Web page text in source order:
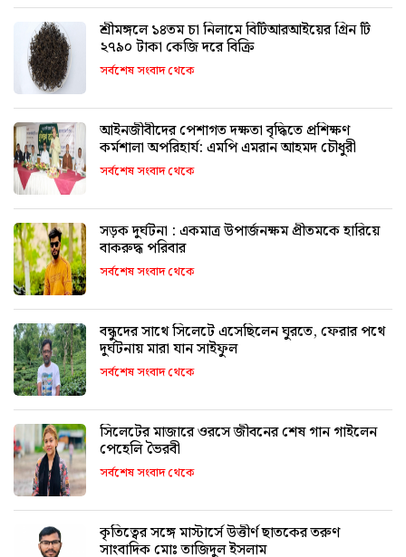
শ্রীমঙ্গলে ১৪তম চা নিলামে বিটিআরআইয়ের গ্রিন টি
২৭৯০ টাকা কেজি দরে বিক্রি
সর্বশেষ সংবাদ থেকে
আইনজীবীদের পেশাগত দক্ষতা বৃদ্ধিতে প্রশিক্ষণ
কর্মশালা অপরিহার্য: এমপি এমরান আহমদ চৌধুরী
সর্বশেষ সংবাদ থেকে
সড়ক দুর্ঘটনা : একমাত্র উপার্জনক্ষম প্রীতমকে হারিয়ে
বাকরুদ্ধ পরিবার
সর্বশেষ সংবাদ থেকে
বন্ধুদের সাথে সিলেটে এসেছিলেন ঘুরতে, ফেরার পথে
দুর্ঘটনায় মারা যান সাইফুল
সর্বশেষ সংবাদ থেকে
সিলেটের মাজারে ওরসে জীবনের শেষ গান গাইলেন
পেহেলি ভৈরবী
সর্বশেষ সংবাদ থেকে
কৃতিত্বের সঙ্গে মাস্টার্সে উত্তীর্ণ ছাতকের তরুণ
সাংবাদিক মোঃ তাজিদুল ইসলাম